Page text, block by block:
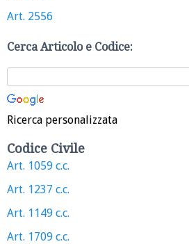
Art. 2556
Cerca Articolo e Codice:
Ricerca personalizzata
Codice Civile
Art. 1059 c.c.
Art. 1237 c.c.
Art. 1149 c.c.
Art. 1709 c.c.